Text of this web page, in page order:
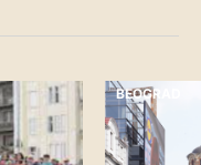
BEOGRAD